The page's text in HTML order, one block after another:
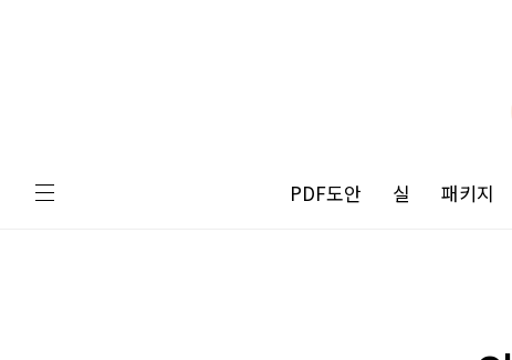
PDF도안 실 패키지